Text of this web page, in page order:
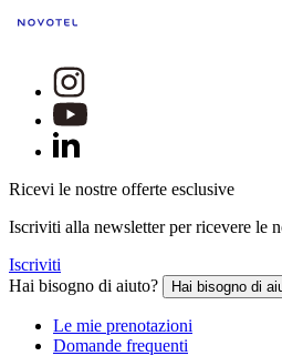
Ricevi le nostre offerte esclusive
Iscriviti alla newsletter per ricevere le
Iscriviti
Hai bisogno di aiuto?
Hai bisogno di
Le mie prenotazioni
Domande frequenti